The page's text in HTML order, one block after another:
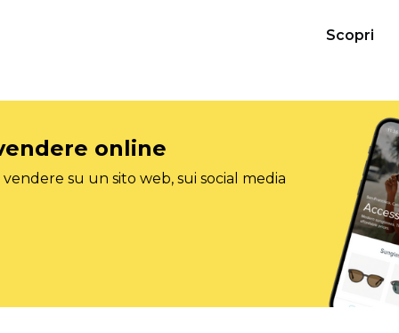
Scopri
online
su un sito web, sui social media